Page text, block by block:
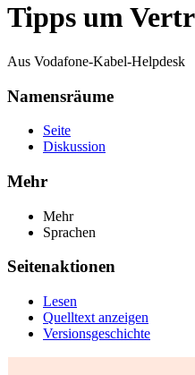
Tipps um
Aus Vodafone-Kabel-Helpdesk
Namensräume
Seite
Diskussion
Mehr
Mehr
Sprachen
Seitenaktionen
Lesen
Quelltext anzeigen
Versionsgeschichte